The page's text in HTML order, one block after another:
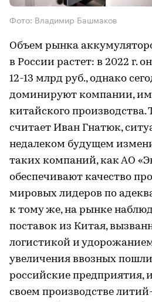
Фото: Владимир Башмаков
Объем рынка
в России растет: в 2022 г.
12-13 млрд руб., однако
доминируют компании,
китайского производства.
считает Иван Гнатюк,
недалеком будущем
таких компаний, как АО
обеспечивают качество
мировых лидеров по
к тому же, на рынке
поставок из Китая,
логистикой и
увеличения ввозных
российские предприятия,
своем производстве